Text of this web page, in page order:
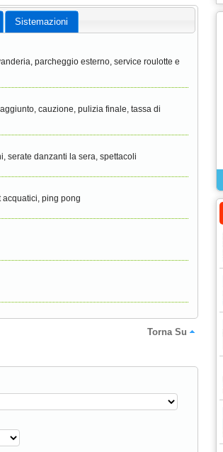
Sistemazioni
parcheggio esterno, service roulotte e
cauzione, pulizia finale, tassa di
serate danzanti la sera, spettacoli
acquatici, ping pong
Torna Su